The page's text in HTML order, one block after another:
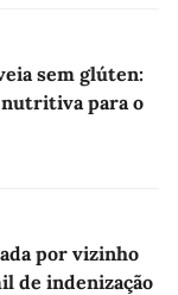
sem glúten:
para o
por vizinho
de indenização